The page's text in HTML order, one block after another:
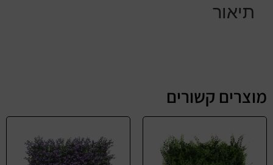
תיאור
מוצרים קשורים